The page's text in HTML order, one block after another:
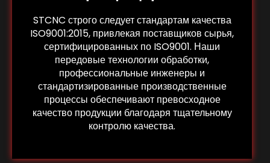
STCNC строго следует стандартам качества
ISO9001:2015, привлекая поставщиков сырья,
сертифицированных по ISO9001. Наши
передовые технологии обработки,
профессиональные инженеры и
стандартизированные производственные
процессы обеспечивают превосходное
качество продукции благодаря тщательному
контролю качества.